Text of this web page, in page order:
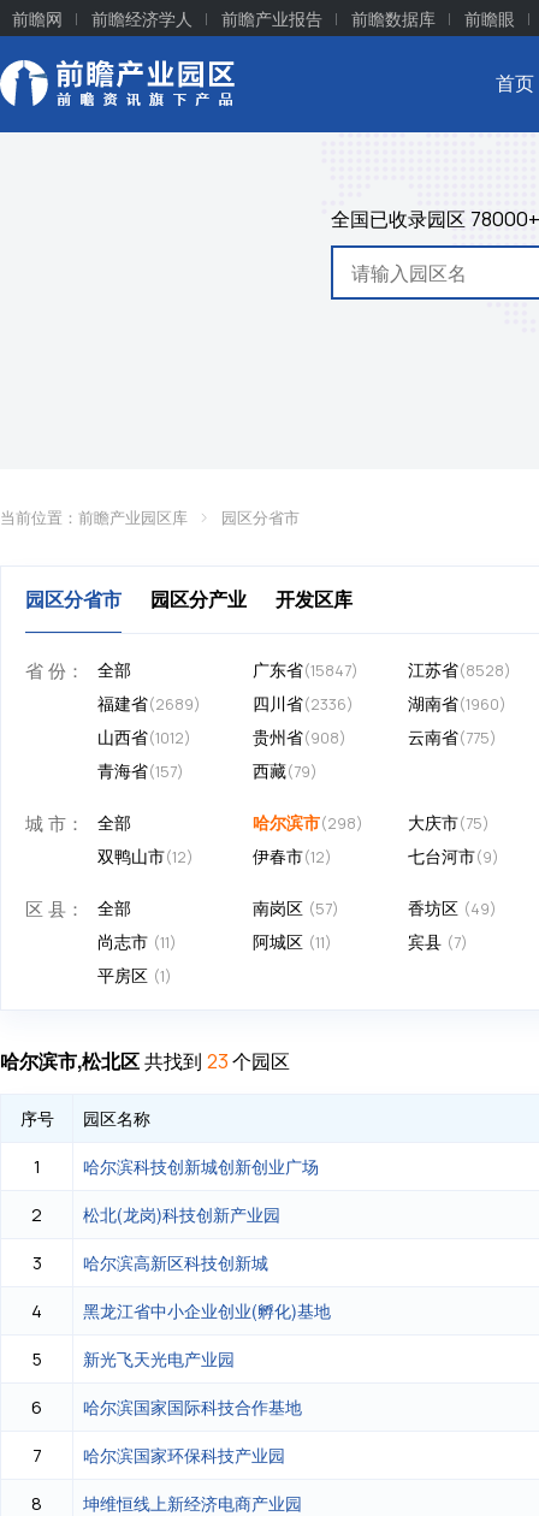
前瞻网 前瞻经济学人 前瞻产业报告 前瞻数据库 前瞻眼
首页
全国已收录园区 78000+
当前位置： 前瞻产业园区库 园区分省市
园区分省市 园区分产业 开发区库
省 份： 全部 广东省(15847) 江苏省(8528)
福建省(2689) 四川省(2336) 湖南省(1960)
山西省(1012) 贵州省(908) 云南省(775)
青海省(157) 西藏(79)
城 市： 全部 哈尔滨市(298) 大庆市(75)
双鸭山市(12) 伊春市(12) 七台河市(9)
区 县： 全部 南岗区 (57) 香坊区 (49)
尚志市 (11) 阿城区 (11) 宾县 (7)
平房区 (1)
哈尔滨市,松北区共找到 23个园区
序号 园区名称
1 哈尔滨科技创新城创新创业广场
2 松北(龙岗)科技创新产业园
3 哈尔滨高新区科技创新城
4 黑龙江省中小企业创业(孵化)基地
5 新光飞天光电产业园
6 哈尔滨国家国际科技合作基地
7 哈尔滨国家环保科技产业园
8 坤维恒线上新经济电商产业园